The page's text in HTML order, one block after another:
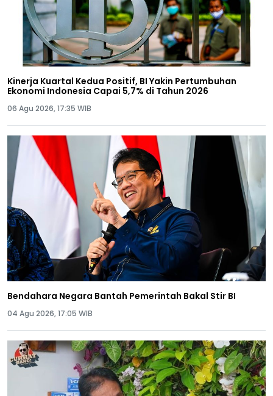
Kinerja Kuartal Kedua Positif, BI Yakin Pertumbuhan
Ekonomi Indonesia Capai 5,7% di Tahun 2026
06 Agu 2026, 17:35 WIB
Bendahara Negara Bantah Pemerintah Bakal Stir BI
04 Agu 2026, 17:05 WIB